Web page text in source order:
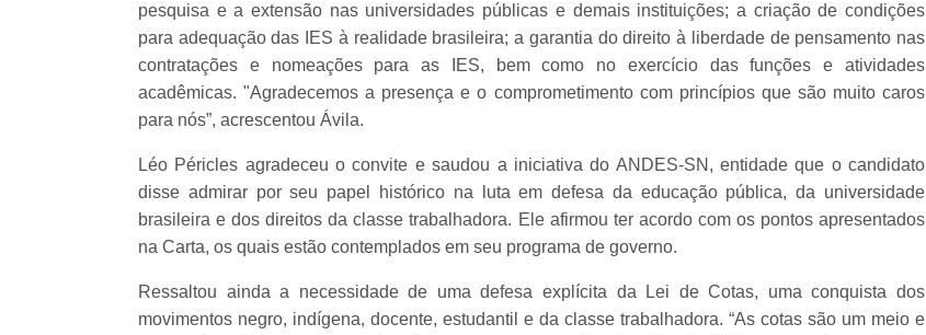
pesquisa e a extensão nas universidades públicas e demais instituições; a criação de condições
para adequação das IES à realidade brasileira; a garantia do direito à liberdade de pensamento nas
contratações e nomeações para as IES, bem como no exercício das funções e atividades
acadêmicas. "Agradecemos a presença e o comprometimento com princípios que são muito caros
para nós”, acrescentou Ávila.
Léo Péricles agradeceu o convite e saudou a iniciativa do ANDES-SN, entidade que o candidato
disse admirar por seu papel histórico na luta em defesa da educação pública, da universidade
brasileira e dos direitos da classe trabalhadora. Ele afirmou ter acordo com os pontos apresentados
na Carta, os quais estão contemplados em seu programa de governo.
Ressaltou ainda a necessidade de uma defesa explícita da Lei de Cotas, uma conquista dos
movimentos negro, indígena, docente, estudantil e da classe trabalhadora. “As cotas são um meio e